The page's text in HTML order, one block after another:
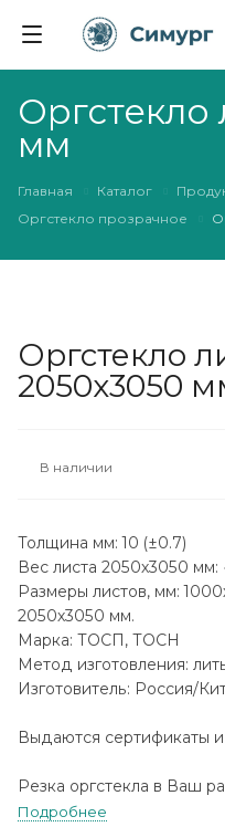
Оргстекло
мм
Главная Каталог
Оргстекло прозрачное
Оргстекло
2050х3050
В наличии
Толщина мм:10 (±0.7)
Вес листа 2050х3050 мм:
Размеры листов, мм:
2050х3050 мм.
Марка: ТОСП, ТОСН
Метод изготовления:
Изготовитель: Россия/
Выдаются сертификаты и
Резка оргстекла в Ваш
Подробнее